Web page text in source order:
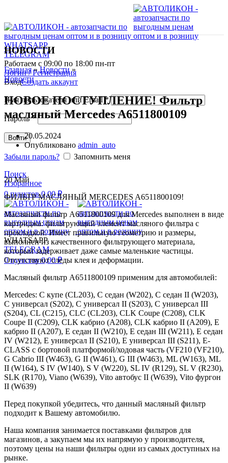
WHATSAPP
TELEGRAM
Работаем с 09:00 по 18:00 пн-пт
Логин / Регистрация
ВходСоздать аккаунт
Имя пользователя или Email*
Пароль*
Войти
Забыли пароль?
Запомнить меня
Поиск
Избранное
0пунктов 0,00₽
WHATSAPP
TELEGRAM
0пунктов 0,00₽
НОВОСТИ
Главная»Новости»
Новости
НОВОЕ ПОСТУПЛЕНИЕ! Фильтр
масляный Mercedes A6511800109
20.05.2024
Опубликовано admin_auto
20Май
ФИЛЬТР МАСЛЯНЫЙ MERCEDES A6511800109!
Масляный фильтр A6511800109 для Mercedes выполнен в виде
картриджа: фильтрующий элемент масляного фильтра с
прокладкой. Имеет правильную геометрию и размеры,
выполнен из качественного фильтрующего материала,
который задерживает даже самые маленькие частицы.
Отсутствуют следы клея и деформации.
Масляный фильтр A6511800109 применим для автомобилей:
Mercedes: C купе (CL203), C седан (W202), C седан II (W203),
C универсал (S202), C универсал II (S203), C универсал III
(S204), CL (C215), CLC (CL203), CLK Coupe (C208), CLK
Coupe II (C209), CLK кабрио (A208), CLK кабрио II (A209), E
кабрио II (A207), E седан II (W210), E седан III (W211), E седан
IV (W212), E универсал II (S210), E универсал III (S211), E-
CLASS c бортовой платформой/ходовая часть (VF210 (VF210),
G Cabrio III (W463), G II (W461), G III (W463), ML (W163), ML
II (W164), S IV (W140), S V (W220), SL IV (R129), SL V (R230),
SLK (R170), Viano (W639), Vito автобус II (W639), Vito фургон
II (W639)
Перед покупкой убедитесь, что данный масляный фильтр
подходит к Вашему автомобилю.
Наша компания занимается поставками фильтров для
магазинов, а закупаем мы их напрямую у производителя,
поэтому цены на наши фильтры одни из самых доступных на
рынке.